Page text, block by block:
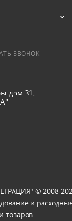
ЗВОНОК
дом 31,
© 2008-
и
товаров